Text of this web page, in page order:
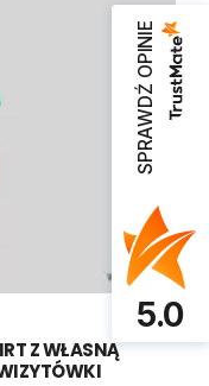
Z WŁASNĄ
SPRAWDŹ OPINIE
5.0